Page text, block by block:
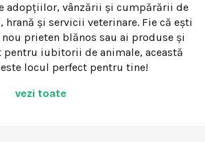
adopțiilor, vânzării și cumpărării de
hrană și servicii veterinare. Fie că ești
prieten blănos sau ai produse și
iubitorii de animale, această
locul perfect pentru tine!
vezi toate